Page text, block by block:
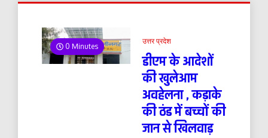
0 Minutes
उत्तर प्रदेश
डीएम के आदेशों
की खुलेआम
अवहेलना , कड़ाके
की ठंड में बच्चों की
जान से खिलवाड़